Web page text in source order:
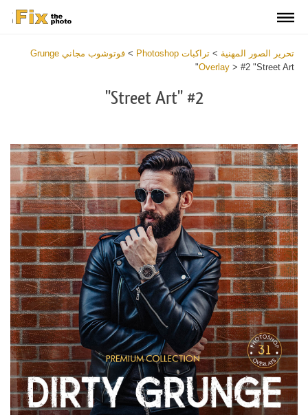
تحرير الصور المهنية > تراكبات Photoshop >
فوتوشوب مجاني Grunge
Overlay > #2 "Street Art"
#2 "Street Art"
رجاء اختر
Free Photoshop Overlay
Small 800*533px
Dirty Grunge